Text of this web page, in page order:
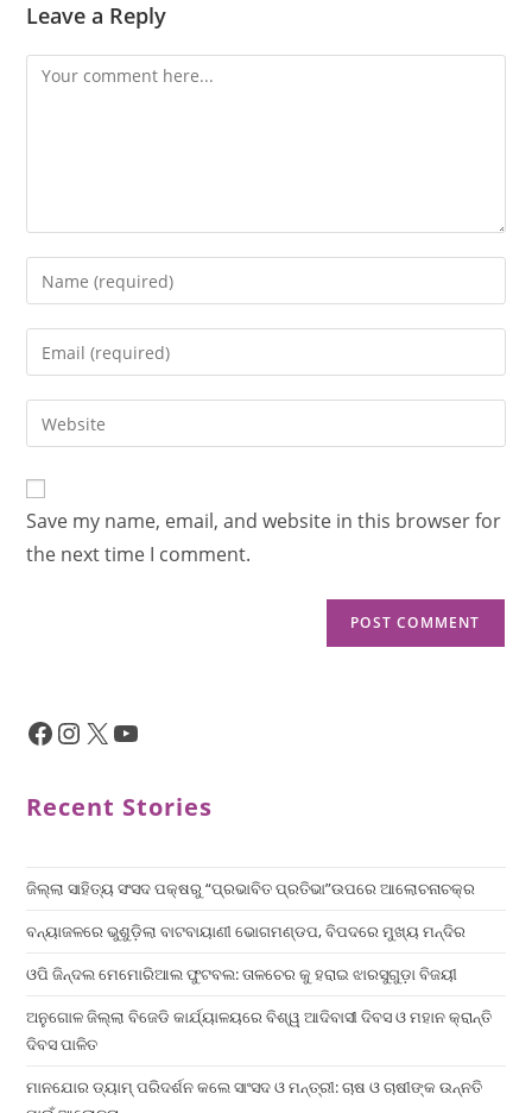
Leave a Reply
Save my name, email, and website in this browser for
the next time I comment.
Recent Stories
ଜିଲ୍ଲା ସାହିତ୍ୟ ସଂସଦ ପକ୍ଷରୁ “ପ୍ରଭାବିତ ପ୍ରତିଭା”ଉପରେ ଆଲୋଚନାଚକ୍ର
ବନ୍ୟାଜଳରେ ଭୁଶୁଡ଼ିଲା ବାଟବାୟାଣୀ ଭୋଗମଣ୍ଡପ, ବିପଦରେ ମୁଖ୍ୟ ମନ୍ଦିର
ଓପି ଜିନ୍ଦଲ ମେମୋରିଆଲ ଫୁଟବଲ: ତାଳଚେର କୁ ହରାଇ ଝାରସୁଗୁଡ଼ା ବିଜୟୀ
ଅନୁଗୋଳ ଜିଲ୍ଲା ବିଜେଡି କାର୍ଯ୍ୟାଳୟରେ ବିଶ୍ୱ ଆଦିବାସୀ ଦିବସ ଓ ମହାନ କ୍ରାନ୍ତି
ଦିବସ ପାଳିତ
ମାନଯୋର ଡ୍ୟାମ୍ ପରିଦର୍ଶନ କଲେ ସାଂସଦ ଓ ମନ୍ତ୍ରୀ: ଚାଷ ଓ ଚାଷୀଙ୍କ ଉନ୍ନତି